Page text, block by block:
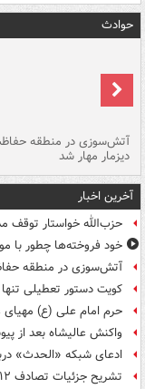
حوادث
آتش‌سوزی در منطقه
دیزمار مهار شد
آخرین اخبار
حزب‌الله خواستار توقف
خود فروخته‌ها چطور با
آتش‌سوزی در منطقه
کویت دستور تعطیلی تنها
حرم امام علی (ع)
واکنش عالیشاه بعد از
ادعای شبکه «الحدث»
تشریح جزئیات تصادف ۱۲ خودرو با ۱۹ مصدوم